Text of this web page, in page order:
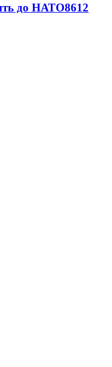
до НАТО8612